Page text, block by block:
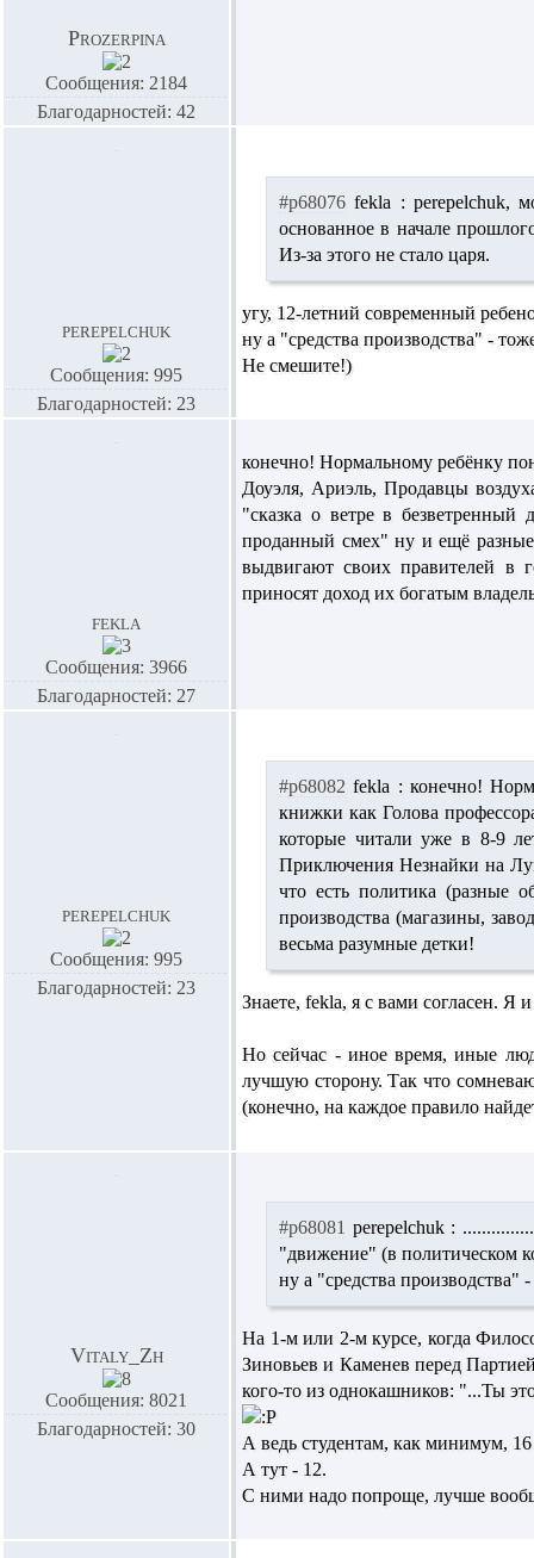
Prozerpina
Сообщения: 2184
Благодарностей: 42
perepelchuk
Сообщения: 995
Благодарностей: 23
#p68076 fekla : perepelchuk,
основанное в начале
Из-за этого не стало царя.
угу, 12-летний современный
ну а "средства производства" -
Не смешите!)
fekla
Сообщения: 3966
Благодарностей: 27
конечно! Нормальному ребёнку
Доуэля, Ариэль, Продавцы
"сказка о ветре в
проданный смех" ну и ещё
выдвигают своих правителей в
приносят доход их богатым
perepelchuk
Сообщения: 995
Благодарностей: 23
#p68082 fekla : конечно!
книжки как Голова
которые читали уже в 8-9
Приключения Незнайки на
что есть политика (разные
производства (магазины,
весьма разумные детки!
Знаете, fekla, я с вами согласен.
Но сейчас - иное время, иные
лучшую сторону. Так что
(конечно, на каждое правило
Vitaly_Zh
Сообщения: 8021
Благодарностей: 30
#p68081 perepelchuk :
"движение" (в политическом
ну а "средства производства"
На 1-м или 2-м курсе, когда
Зиновьев и Каменев перед
кого-то из однокашников: "...Ты
А ведь студентам, как минимум,
А тут - 12.
С ними надо попроще, лучше